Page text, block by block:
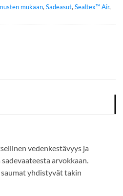
mukaan, Sadeasut, Sealtex™ Air,
vedenkestävyys ja
arvokkaan.
yhdistyvät takin